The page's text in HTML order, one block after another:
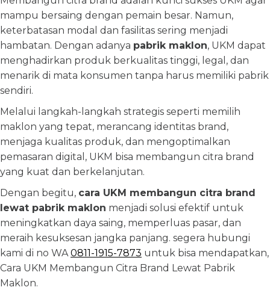
mampu bersaing dengan pemain besar. Namun,
keterbatasan modal dan fasilitas sering menjadi
hambatan. Dengan adanya pabrik maklon, UKM dapat
menghadirkan produk berkualitas tinggi, legal, dan
menarik di mata konsumen tanpa harus memiliki pabrik
sendiri.
Melalui langkah-langkah strategis seperti memilih
maklon yang tepat, merancang identitas brand,
menjaga kualitas produk, dan mengoptimalkan
pemasaran digital, UKM bisa membangun citra brand
yang kuat dan berkelanjutan.
Dengan begitu, cara UKM membangun citra brand
lewat pabrik maklon menjadi solusi efektif untuk
meningkatkan daya saing, memperluas pasar, dan
meraih kesuksesan jangka panjang. segera hubungi
kami di no WA0811-1915-7873 untuk bisa mendapatkan,
Cara UKM Membangun Citra Brand Lewat Pabrik
Maklon.